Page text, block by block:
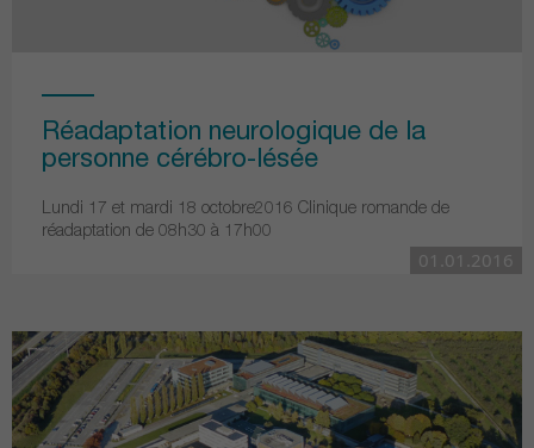
Réadaptation neurologique de la
personne cérébro-lésée
Lundi 17 et mardi 18 octobre2016 Clinique romande de
réadaptation de 08h30 à 17h00
01.01.2016